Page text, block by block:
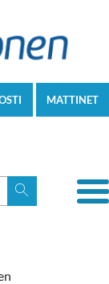
MATTINET